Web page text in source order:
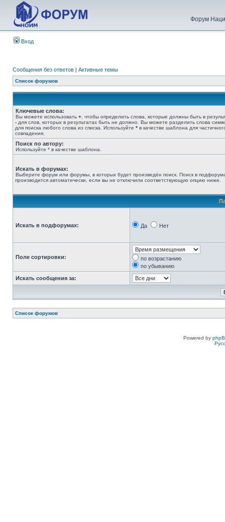
Форум
Вход
Сообщения без ответов | Активные темы
Список форумов
Ключевые слова:
Вы можете использовать + , чтобы определить слова, которые должны быть в
- для слов, которых в результатах быть не должно. Вы можете разделить слова
для поиска любого слова из списка. Используйте * в качестве шаблона для
совпадения.
Поиск по автору:
Используйте * в качестве шаблона.
Искать в форумах:
Выберите форум или форумы, в которых будет произведён поиск. Поиск в
производится автоматически, если вы не отключили соответствующую опцию ниже.
Искать в подфорумах: Да Нет
Поле сортировки:
по возрастанию
по убыванию
Искать сообщения за:
Список форумов
Powered by